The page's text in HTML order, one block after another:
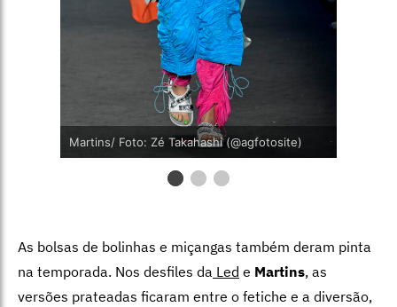
Martins/ Foto: Zé Takahashi (@agfotosite)
As bolsas de bolinhas e miçangas também deram pinta
na temporada. Nos desfiles da Led e Martins, as
versões prateadas ficaram entre o fetiche e a diversão,